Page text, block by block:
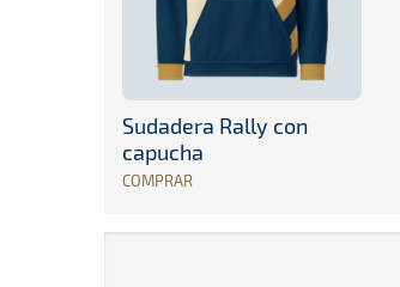
Sudadera Rally con
capucha
COMPRAR